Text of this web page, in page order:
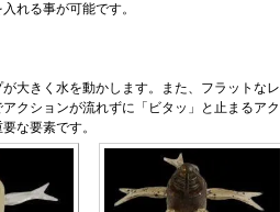
れる事が可能です。
大きく水を動かします。また、フラットなレ
クションが流れずに「ビタッ」と止まるアク
な要素です。